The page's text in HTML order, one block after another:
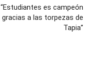
“Estudiantes es campeón
gracias a las torpezas de
Tapia”